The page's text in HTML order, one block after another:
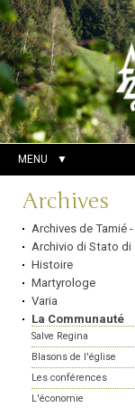
Aller
au
contenu.
|
Aller
à
la
navigation
Outils
personnels
Chercher par
Recherche
avancée…
MENU
Navigation
Archives
Archives de Tamié
Archivio di Stato di
Histoire
Martyrologe
Varia
La Communauté
Salve Regina
Blasons de l'église
Les conférences
L'économie